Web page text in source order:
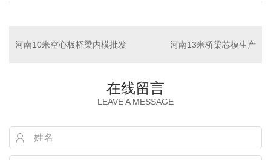
河南10米空心板桥梁内模批发 河南13米桥梁芯模生产
在线留言
LEAVE A MESSAGE